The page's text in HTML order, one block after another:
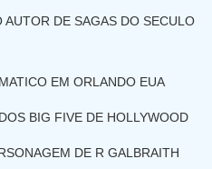
AUTOR DE SAGAS DO SECULO
EM ORLANDO EUA
BIG FIVE DE HOLLYWOOD
DE R GALBRAITH